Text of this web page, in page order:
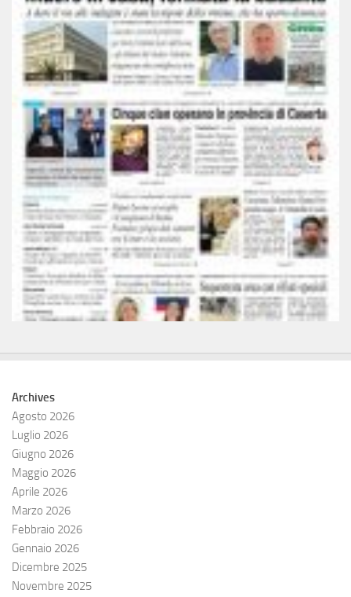
Archives
Agosto 2026
Luglio 2026
Giugno 2026
Maggio 2026
Aprile 2026
Marzo 2026
Febbraio 2026
Gennaio 2026
Dicembre 2025
Novembre 2025